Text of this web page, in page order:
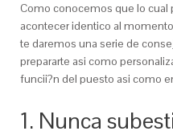
Como conocemos que lo cual
acontecer identico al
te daremos una serie de
prepararte asi­ como
funcii?n del puesto asi­ como
1. Nunca